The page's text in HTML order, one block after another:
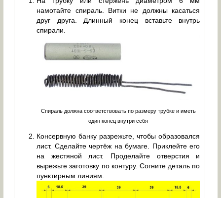
намотайте спираль. Витки не должны касаться
друг друга. Длинный конец вставьте внутрь
спирали.
Спираль должна соответствовать по размеру трубке и иметь
один конец внутри себя
Консервную банку разрежьте, чтобы образовался
лист. Сделайте чертёж на бумаге. Приклейте его
на жестяной лист. Проделайте отверстия и
вырежьте заготовку по контуру. Согните деталь по
пунктирным линиям.